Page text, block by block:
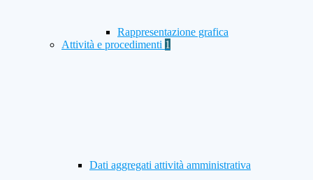
Rappresentazione grafica
Attività e procedimenti 1
Dati aggregati attività amministrativa